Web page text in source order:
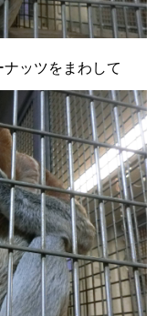
ッツをまわして